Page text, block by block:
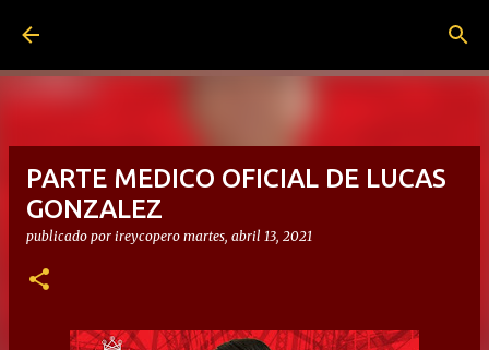
PARTE MEDICO OFICIAL DE LUCAS
GONZALEZ
publicado por ireycopero martes, abril 13, 2021